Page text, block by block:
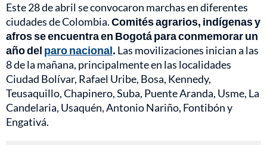
Este 28 de abril se convocaron marchas en diferentes
ciudades de Colombia.Comités agrarios, indígenas y
afros se encuentra en Bogotá para conmemorar un
año del paro nacional. Las movilizaciones inician a las
8 de la mañana, principalmente en las localidades
Ciudad Bolívar, Rafael Uribe, Bosa, Kennedy,
Teusaquillo, Chapinero, Suba, Puente Aranda, Usme, La
Candelaria, Usaquén, Antonio Nariño, Fontibón y
Engativá.